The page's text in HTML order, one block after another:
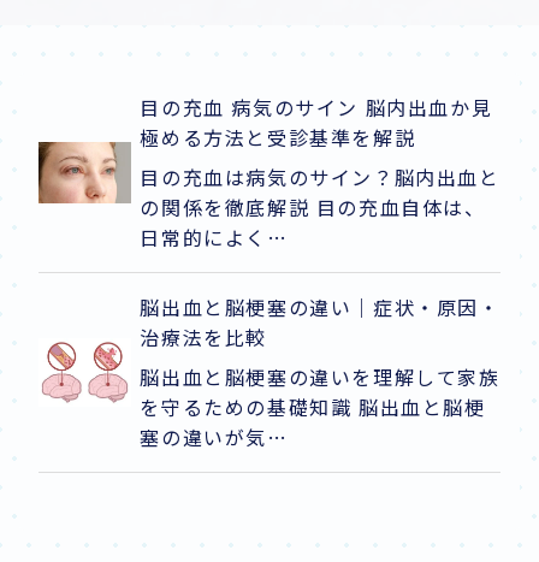
目の充血 病気のサイン 脳内出血か見
極める方法と受診基準を解説
目の充血は病気のサイン？脳内出血と
の関係を徹底解説 目の充血自体は、
日常的によく…
脳出血と脳梗塞の違い｜症状・原因・
治療法を比較
脳出血と脳梗塞の違いを理解して家族
を守るための基礎知識 脳出血と脳梗
塞の違いが気…